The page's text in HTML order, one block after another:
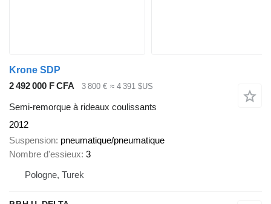
Krone SDP
2 492 000 F CFA
3 800 € ≈ 4 391 $US
Semi-remorque à rideaux coulissants
2012
Suspension pneumatique/pneumatique
Nombre d'essieux 3
Pologne, Turek